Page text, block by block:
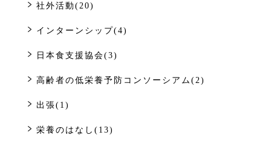
社外活動(20)
インターンシップ(4)
日本食支援協会(3)
高齢者の低栄養予防コンソーシアム(2)
出張(1)
栄養のはなし(13)